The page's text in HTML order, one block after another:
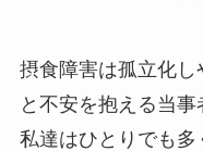
摂食障害は孤立化
と不安を抱える当事
私達はひとりでも